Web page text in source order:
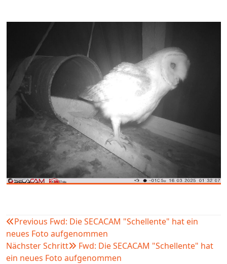
Beitragsnavigation
Previous Fwd: Die SECACAM "Schellente" hat ein
neues Foto aufgenommen
Nächster Schritt
Fwd: Die SECACAM "Schellente" hat
ein neues Foto aufgenommen